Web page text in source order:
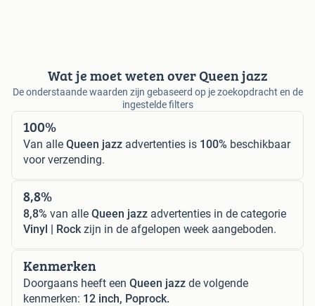
Wat je moet weten over Queen jazz
De onderstaande waarden zijn gebaseerd op je zoekopdracht en de
ingestelde filters
100%
Van alle Queen jazz advertenties is 100% beschikbaar
voor verzending.
8,8%
8,8% van alle Queen jazz advertenties in de categorie
Vinyl | Rock zijn in de afgelopen week aangeboden.
Kenmerken
Doorgaans heeft een Queen jazz de volgende
kenmerken: 12 inch, Poprock.